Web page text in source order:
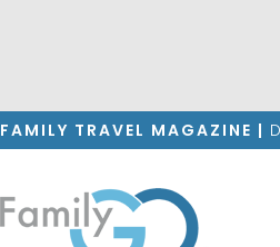
FAMILY TRAVEL MAGAZINE |